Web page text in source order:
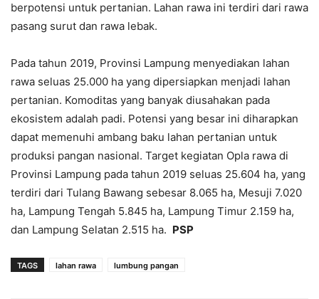
berpotensi untuk pertanian. Lahan rawa ini terdiri dari rawa
pasang surut dan rawa lebak.
Pada tahun 2019, Provinsi Lampung menyediakan lahan
rawa seluas 25.000 ha yang dipersiapkan menjadi lahan
pertanian. Komoditas yang banyak diusahakan pada
ekosistem adalah padi. Potensi yang besar ini diharapkan
dapat memenuhi ambang baku lahan pertanian untuk
produksi pangan nasional. Target kegiatan Opla rawa di
Provinsi Lampung pada tahun 2019 seluas 25.604 ha, yang
terdiri dari Tulang Bawang sebesar 8.065 ha, Mesuji 7.020
ha, Lampung Tengah 5.845 ha, Lampung Timur 2.159 ha,
dan Lampung Selatan 2.515 ha. PSP
TAGS lahan rawa lumbung pangan